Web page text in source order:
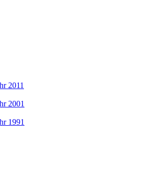
2011
2001
1991